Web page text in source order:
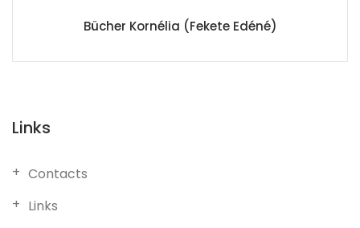
Bücher Kornélia (Fekete Edéné)
Links
Contacts
Links